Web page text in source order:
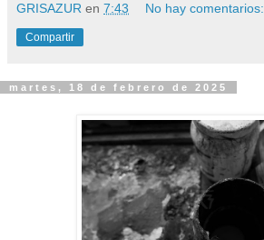
GRISAZUR en 7:43 No hay comentarios:
Compartir
martes, 18 de febrero de 2025